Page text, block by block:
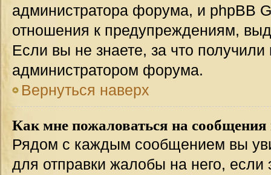
администратора форума, и phpBB
отношения к предупреждениям,
Если вы не знаете, за что
администратором форума.
Вернуться наверх
Как мне пожаловаться на сообщения
Рядом с каждым сообщением вы
для отправки жалобы на него,